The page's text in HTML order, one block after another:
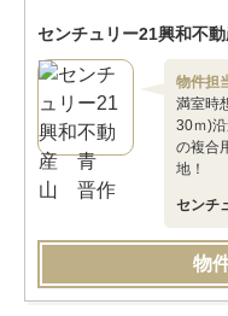
センチュリー21興和不
物件担
満室時
30ｍ)
の複合
地！
センチ
物